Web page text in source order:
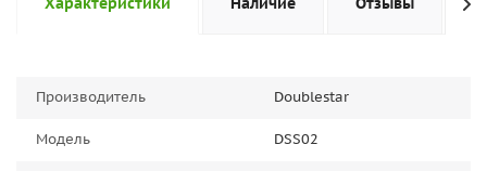
Производитель Doublestar
Модель DSS02